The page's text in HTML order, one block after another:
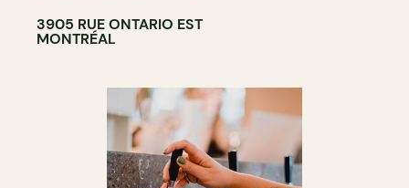
3905 RUE ONTARIO EST
MONTRÉAL